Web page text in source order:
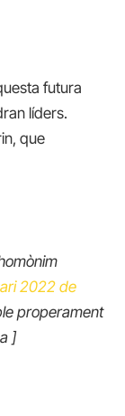
futura
líders.
que
2022 de
properament
]